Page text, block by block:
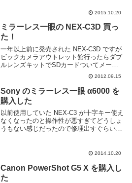
でも問題なく使えるものが良い。自分もレ
2015.10.20
ミラーレス一眼の NEX-C3D 買っ
た！
一年以上前に発売された NEX-C3D ですが
ビックカメラアウトレット館行ったらダブ
ルレンズキットでSDカードついてメーカ
ー保証もちゃんと1年あって 32800円だと
いうので手持ちのポイント全部つぎ込んで
およそ25000円で買いました。ミ...
2012.09.15
Sony のミラーレス一眼 α6000 を
購入した
以前使用していた NEX-C3 が十字キー使え
なくなったのと操作性が悪すぎてどうしょ
うもない感じだったので修理出すぐらいな
62000円だったのだが下取りがあると1...
2014.10.20
Canon PowerShot G5 X を購入し
た